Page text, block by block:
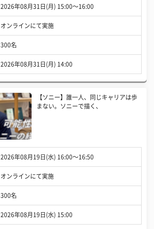
2026年08月31日(月) 15:00〜16:00
オンラインにて実施
300名
2026年08月31日(月) 14:00
【ソニー】誰一人、同じキャリアは歩
まない。ソニーで描く、
2026年08月19日(水) 16:00〜16:50
オンラインにて実施
300名
2026年08月19日(水) 15:00